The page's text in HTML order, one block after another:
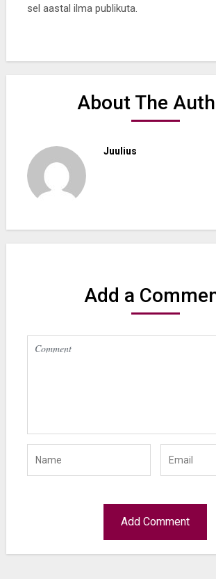
sel aastal ilma publikuta.
About The
Juulius
Add a